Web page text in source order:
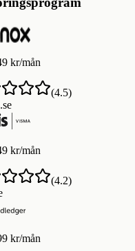
kr/mån
(4.5)
kr/mån
(4.2)
kr/mån